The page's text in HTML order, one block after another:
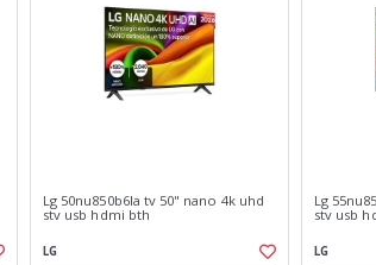
Lg 50nu850b6la tv 50" nano 4k uhd
stv usb hdmi bth
LG
Lg
stv usb
LG